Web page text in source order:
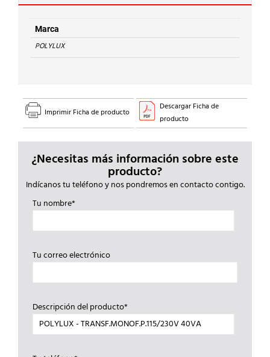
Marca
POLYLUX
Imprimir Ficha de producto
Descargar Ficha de
producto
¿Necesitas más información sobre este
producto?
Indícanos tu teléfono y nos pondremos en contacto contigo.
Tu nombre*
Tu correo electrónico
Descripción del producto*